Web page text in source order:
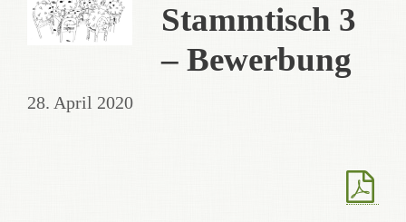
Stammtisch 3
– Bewerbung
28. April 2020